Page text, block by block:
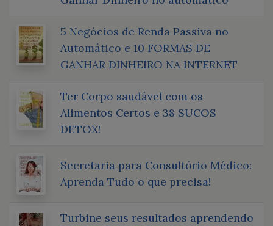
5 Negócios de Renda Passiva no
Automático e 10 FORMAS DE
GANHAR DINHEIRO NA INTERNET
Ter Corpo saudável com os
Alimentos Certos e 38 SUCOS
DETOX!
Secretaria para Consultório Médico:
Aprenda Tudo o que precisa!
Turbine seus resultados aprendendo